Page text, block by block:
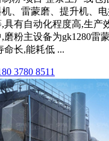
、雷蒙磨、提升机、
具有自动化程度高,生产
磨粉主设备为gk1280雷
命长,能耗低 ...
3780 8511